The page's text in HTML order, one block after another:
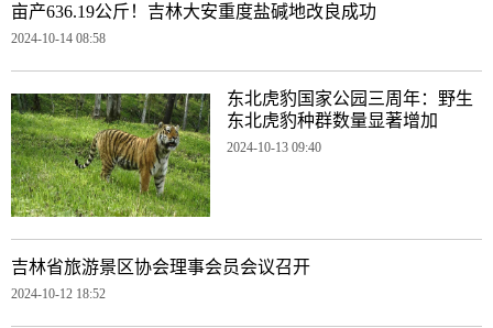
亩产636.19公斤！吉林大安重度盐碱地改良成功
2024-10-14 08:58
东北虎豹国家公园三周年：野生
东北虎豹种群数量显著增加
2024-10-13 09:40
吉林省旅游景区协会理事会员会议召开
2024-10-12 18:52